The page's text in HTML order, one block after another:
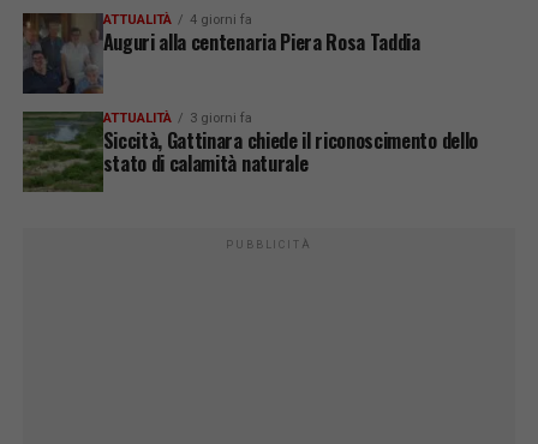
ATTUALITÀ 4 giorni fa
Auguri alla centenaria Piera Rosa Taddia
ATTUALITÀ 3 giorni fa
Siccità, Gattinara chiede il riconoscimento dello
stato di calamità naturale
PUBBLICITÀ